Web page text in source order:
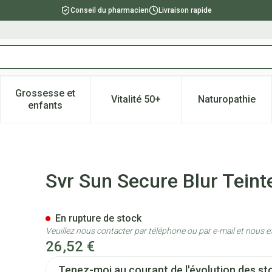
Conseil du pharmacien Livraison rapide
Beauté, soins et hygiène
menu pour la catégorie Régime, alimentation &
Grossesse et
enfantsAfficher le sous-menu pour la catégorie
Vitalité 50+Afficher le sous-menu pour la
Naturopathie
Afficher
Spf50+ Tube 50ml
Svr Sun Secure Blur
26,52 €
En rupture de stock
Veuillez nous contacter par téléphone ou par e-mail et nous